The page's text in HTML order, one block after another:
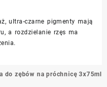
ultra-czarne pigmenty mają
a rozdzielanie rzęs ma
do zębów na próchnicę 3x75ml